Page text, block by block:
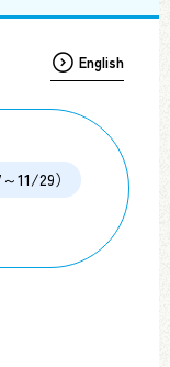
English
11/29）